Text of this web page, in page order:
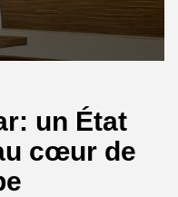
un État
cœur de